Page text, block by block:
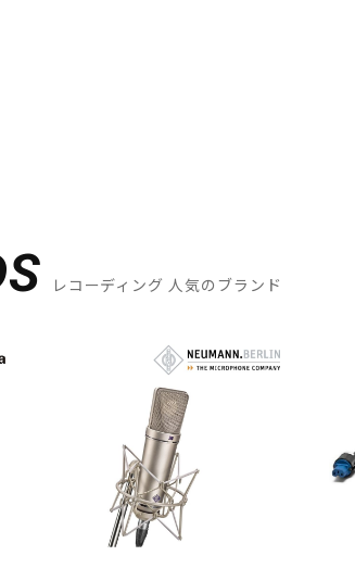
レコーディング 人気のブランド